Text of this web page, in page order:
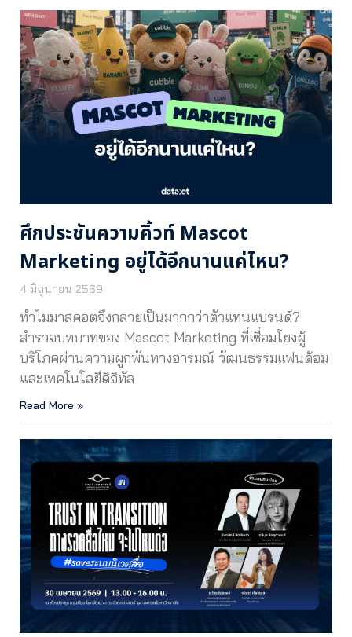
ศึกประชันความคิ้วท์ Mascot
Marketing อยู่ได้อีกนานแค่ไหน?
4 มิถุนายน 2569
ทำไมมาสคอตจึงกลายเป็นมากกว่าตัวแทนแบรนด์?
สำรวจบทบาทของ Mascot Marketing ที่เชื่อมโยงผู้
บริโภคผ่านความผูกพันทางอารมณ์ วัฒนธรรมแฟนด้อม
และเทคโนโลยีดิจิทัล
Read More »